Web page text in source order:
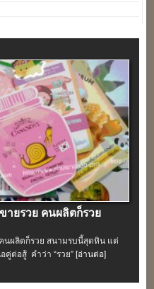
ายรวย คนผลิตก็รวย
นผลิตก็รวย สนามรบนี้สุดหิน แต่
คู่ต่อสู้ คำว่า “รวย” [อ่านต่อ]